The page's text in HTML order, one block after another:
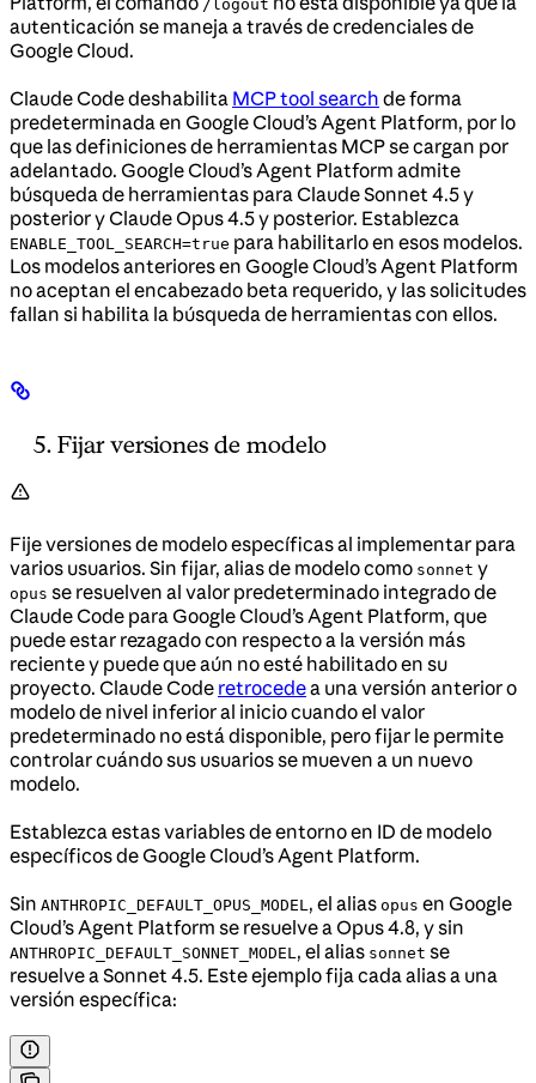
/logout
autenticación se maneja a través de credenciales de
Google Cloud.
Claude Code deshabilita MCP tool search de forma
predeterminada en Google Cloud’s Agent Platform, por lo
que las definiciones de herramientas MCP se cargan por
adelantado. Google Cloud’s Agent Platform admite
búsqueda de herramientas para Claude Sonnet 4.5 y
posterior y Claude Opus 4.5 y posterior. Establezca
ENABLE_TOOL_SEARCH=true para habilitarlo en esos modelos.
Los modelos anteriores en Google Cloud’s Agent Platform
no aceptan el encabezado beta requerido, y las solicitudes
fallan si habilita la búsqueda de herramientas con ellos.
Fijar versiones de modelo
Fije versiones de modelo específicas al implementar para
varios usuarios. Sin fijar, alias de modelo como sonnet y
opus se resuelven al valor predeterminado integrado de
Claude Code para Google Cloud’s Agent Platform, que
puede estar rezagado con respecto a la versión más
reciente y puede que aún no esté habilitado en su
proyecto. Claude Code retrocedea una versión anterior o
modelo de nivel inferior al inicio cuando el valor
predeterminado no está disponible, pero fijar le permite
controlar cuándo sus usuarios se mueven a un nuevo
modelo.
Establezca estas variables de entorno en ID de modelo
específicos de Google Cloud’s Agent Platform.
Sin ANTHROPIC_DEFAULT_OPUS_MODEL , el alias opus en Google
Cloud’s Agent Platform se resuelve a Opus 4.8, y sin
ANTHROPIC_DEFAULT_SONNET_MODEL , el alias sonnet se
resuelve a Sonnet 4.5. Este ejemplo fija cada alias a una
versión específica: